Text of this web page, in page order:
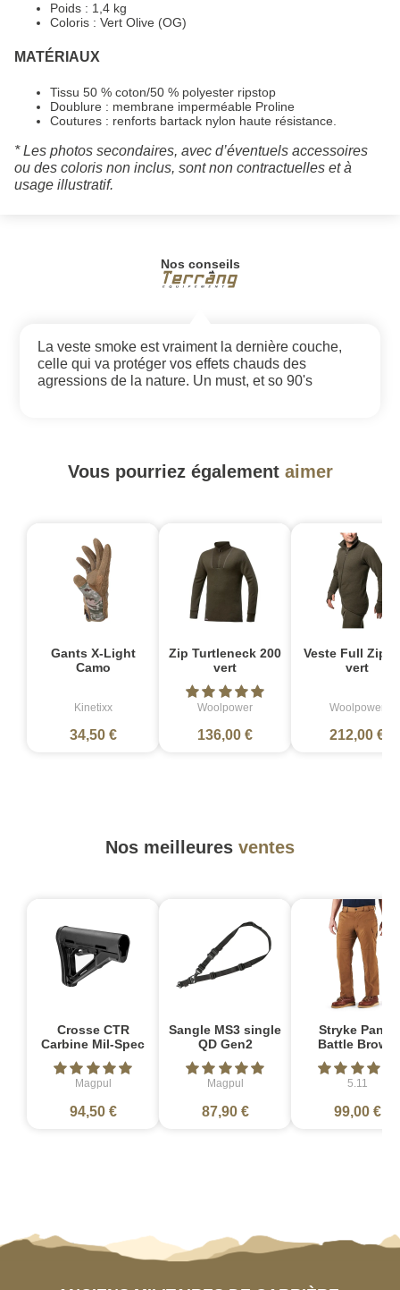
Poids : 1,4 kg
Coloris : Vert Olive (OG)
MATÉRIAUX
Tissu 50 % coton/50 % polyester ripstop
Doublure : membrane imperméable Proline
Coutures : renforts bartack nylon haute résistance.
* Les photos secondaires, avec d’éventuels accessoires
ou des coloris non inclus, sont non contractuelles et à
usage illustratif.
Nos conseils
La veste smoke est vraiment la dernière couche,
celle qui va protéger vos effets chauds des
agressions de la nature. Un must, et so 90's
Vous pourriez également aimer
Gants X-Light
Camo
Kinetixx
34,50 €
Zip Turtleneck 200
vert
Woolpower
136,00 €
Veste Full Zip
vert
Woolpower
212,00 €
Nos meilleures ventes
Crosse CTR
Carbine Mil-Spec
Magpul
94,50 €
Sangle MS3 single
QD Gen2
Magpul
87,90 €
Stryke Pant -
Battle Brown
5.11
99,00 €